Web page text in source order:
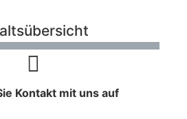
Kontakt mit uns auf